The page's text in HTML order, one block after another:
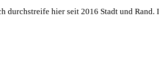
durchstreife hier seit 2016 Stadt und